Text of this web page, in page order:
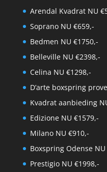
Arendal Kvadrat NU
Soprano NU €659,-
Bedmen NU €1750,-
Belleville NU €2398,-
Celina NU €1298,-
D’arte boxspring
Kvadrat aanbieding
Edizione NU €1579,-
Milano NU €910,-
Boxspring Odense NU
Prestigio NU €1998,-